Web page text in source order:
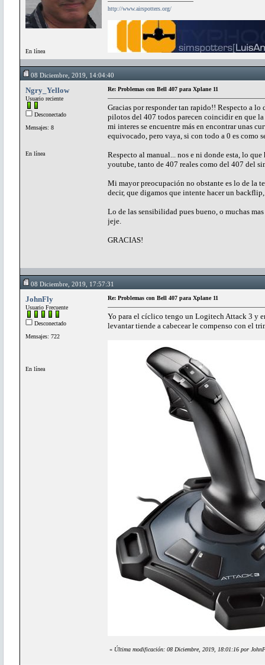
En línea
http://www.airspotters.org/
08 Diciembre, 2019, 14:04:40
Ngry_Yellow
Usuario reciente
Desconectado
Mensajes: 8
En línea
Re: Problemas con Bell 407 para Xplane 11
Gracias por responder tan rapido!! Respecto a
pilotos del 407 todos parecen coincidir en que
mi interes se encuentre más en encontrar unas
equivocado, pero vaya, si con todo a 0 es como
Respecto al manual... nos e ni donde esta, lo
youtube, tanto de 407 reales como del 407 del
Mi mayor preocupación no obstante es lo de la
decir, que digamos que intente hacer un
Lo de las sensibilidad pues bueno, o muchas
jeje.
GRACIAS!
08 Diciembre, 2019, 17:57:31
JohnFly
Usuario Frecuente
Desconectado
Mensajes: 722
En línea
Re: Problemas con Bell 407 para Xplane 11
Yo para el cíclico tengo un Logitech Attack 3 y
levantar tiende a cabecear le compenso con el
« Última modificación: 08 Diciembre, 2019, 18:01:16 por